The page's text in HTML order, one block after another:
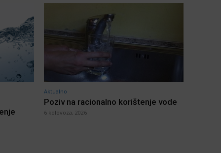
Aktualno
Poziv na racionalno korištenje vode
6 kolovoza, 2026